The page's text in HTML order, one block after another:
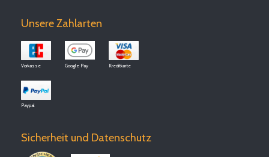
Unsere Zahlarten
Vorkasse Google Pay Kreditkarte
Paypal
Sicherheit und Datenschutz